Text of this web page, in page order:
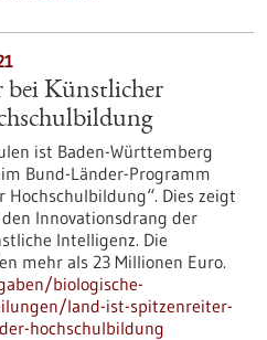
bei Künstlicher
ist Baden-Württemberg
Bund-Länder-Programm
Dies zeigt
Innovationsdrang der
Intelligenz. Die
mehr als 23 Millionen Euro.
biologische-
land-ist-spitzenreiter-
hochschulbildung